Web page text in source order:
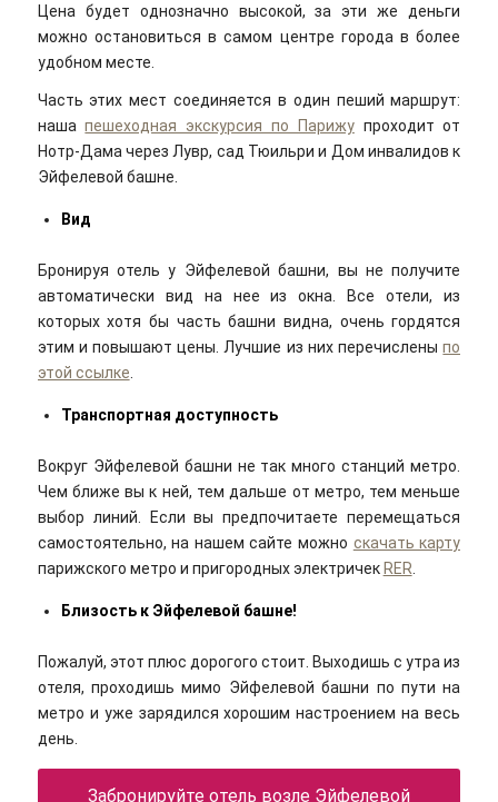
Цена будет однозначно высокой, за эти же деньги
можно остановиться в самом центре города в более
удобном месте.
Часть этих мест соединяется в один пеший маршрут:
нашапешеходная экскурсия по Парижупроходит от
Нотр-Дама через Лувр, сад Тюильри и Дом инвалидов к
Эйфелевой башне.
Вид
Бронируя отель у Эйфелевой башни, вы не получите
автоматически вид на нее из окна. Все отели, из
которых хотя бы часть башни видна, очень гордятся
этим и повышают цены. Лучшие из них перечисленыпо
этой ссылке.
Транспортная доступность
Вокруг Эйфелевой башни не так много станций метро.
Чем ближе вы к ней, тем дальше от метро, тем меньше
выбор линий. Если вы предпочитаете перемещаться
самостоятельно, на нашем сайте можно скачать карту
парижского метро и пригородных электричек RER.
Близость к Эйфелевой башне!
Пожалуй, этот плюс дорогого стоит. Выходишь с утра из
отеля, проходишь мимо Эйфелевой башни по пути на
метро и уже зарядился хорошим настроением на весь
день.
Забронируйте отель возле Эйфелевой